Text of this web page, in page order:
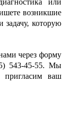
или
возникшие
задачу, которую
через форму
543-45-55. Мы
ваш